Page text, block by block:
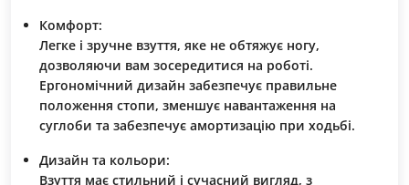
Комфорт:
Легке і зручне взуття, яке не обтяжує ногу,
дозволяючи вам зосередитися на роботі.
Ергономічний дизайн забезпечує правильне
положення стопи, зменшує навантаження на
суглоби та забезпечує амортизацію при ходьбі.
Дизайн та кольори:
Взуття має стильний і сучасний вигляд, з